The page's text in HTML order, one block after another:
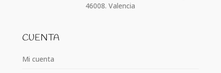
46008. Valencia
CUENTA
Mi cuenta